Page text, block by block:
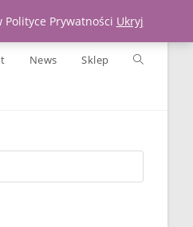
Koszyk Zadzwoń 539 391 290
News Sklep
Polityce Prywatności Ukryj